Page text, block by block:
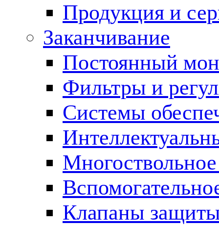
Продукция и
Заканчивание
Постоянный
Фильтры и
Cистемы
Клапаны